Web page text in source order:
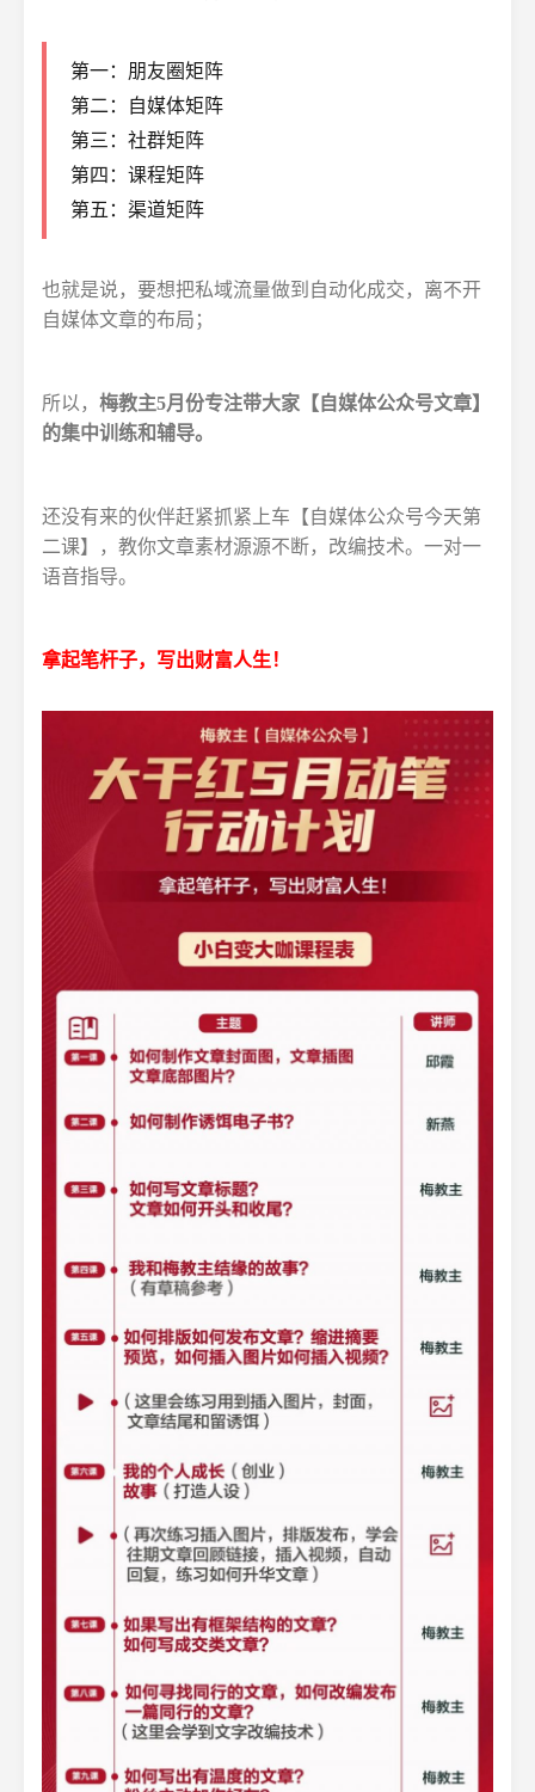
第一：朋友圈矩阵
第二：自媒体矩阵
第三：社群矩阵
第四：课程矩阵
第五：渠道矩阵
也就是说，要想把私域流量做到自动化成交，离不开
自媒体文章的布局；
所以， 梅教主5月份专注带大家【自媒体公众号文章】
的集中训练和辅导。
还没有来的伙伴赶紧抓紧上车【自媒体公众号今天第
二课】，教你文章素材源源不断，改编技术。一对一
语音指导。
拿起笔杆子，写出财富人生！